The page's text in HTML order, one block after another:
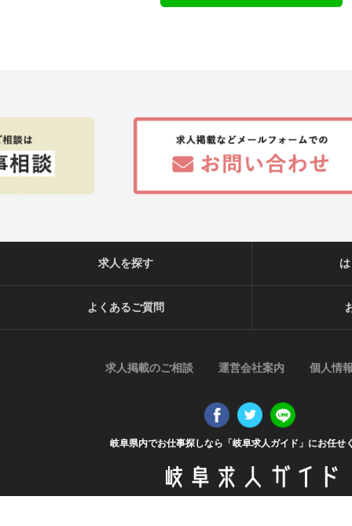
岐阜県内でお仕事探しなら「岐阜求人ガイド」にお任せ
求人を探す
よくあるご質問
求人掲載のご相談 運営会社案内 個人情